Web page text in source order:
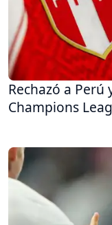
Rechazó a Perú
Champions